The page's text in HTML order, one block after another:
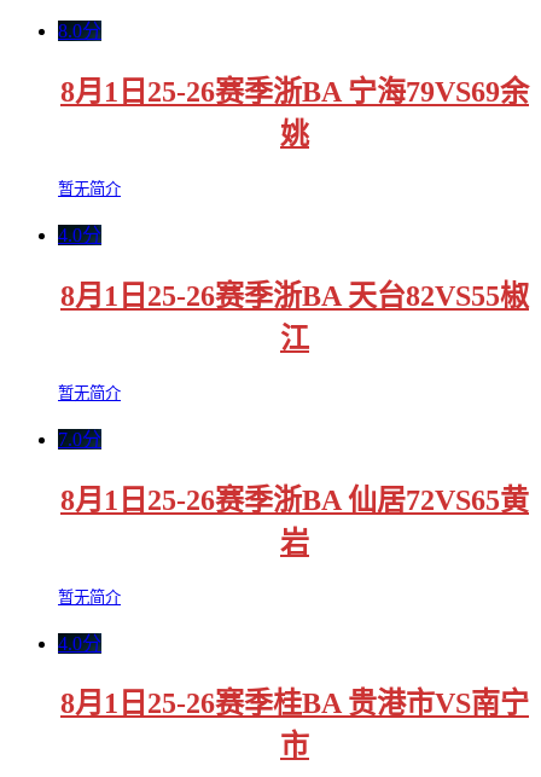
8.0分
8月1日25-26赛季浙BA 宁海79VS69余
姚
暂无简介
4.0分
8月1日25-26赛季浙BA 天台82VS55椒
江
暂无简介
7.0分
8月1日25-26赛季浙BA 仙居72VS65黄
岩
暂无简介
4.0分
8月1日25-26赛季桂BA 贵港市VS南宁
市